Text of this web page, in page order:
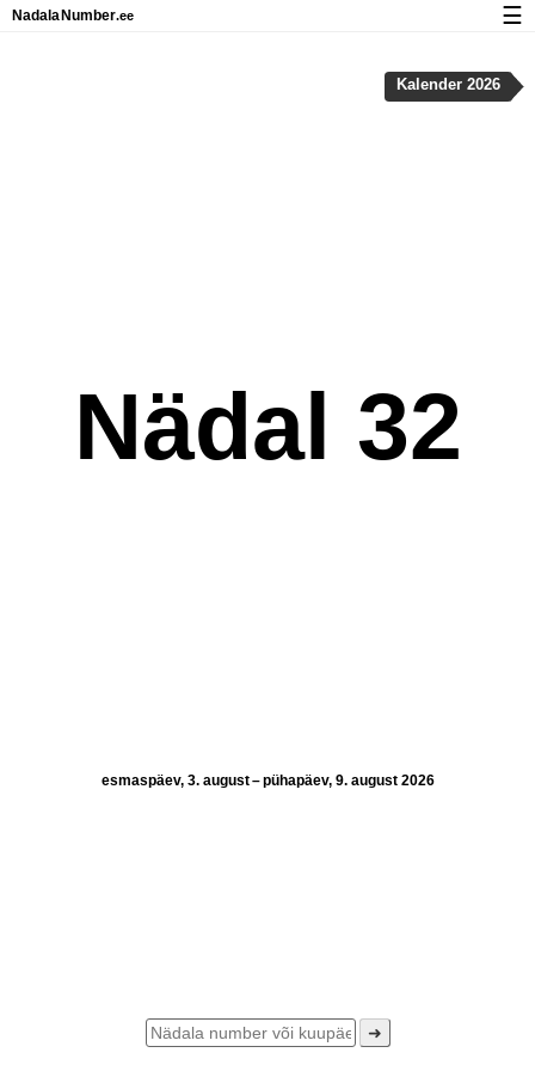
Nädal 32
esmaspäev, 3. august – pühapäev, 9. august 2026
➜
Kalender 2026
Nadala Number.ee ☰